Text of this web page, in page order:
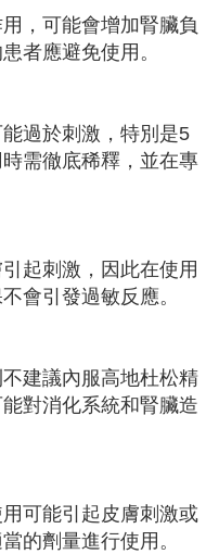
，可能會增加腎臟負
者應避免使用。
過於刺激，特別是5
需徹底稀釋，並在專
起刺激，因此在使用
會引發過敏反應。
建議內服高地杜松精
對消化系統和腎臟造
可能引起皮膚刺激或
的劑量進行使用。